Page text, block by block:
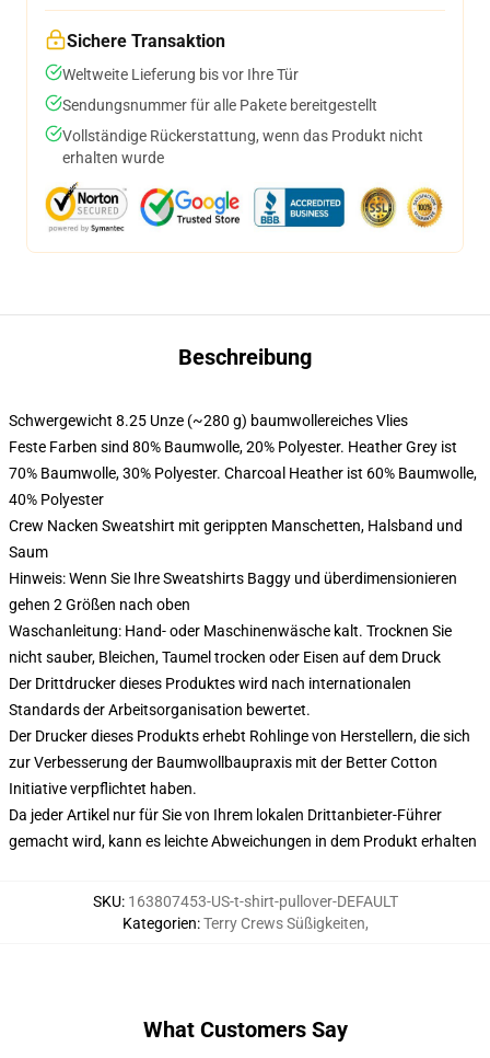
Sichere Transaktion
Weltweite Lieferung bis vor Ihre Tür
Sendungsnummer für alle Pakete bereitgestellt
Vollständige Rückerstattung, wenn das Produkt nicht
erhalten wurde
Beschreibung
Schwergewicht 8.25 Unze (~280 g) baumwollereiches Vlies
Feste Farben sind 80% Baumwolle, 20% Polyester. Heather Grey ist
70% Baumwolle, 30% Polyester. Charcoal Heather ist 60% Baumwolle,
40% Polyester
Crew Nacken Sweatshirt mit gerippten Manschetten, Halsband und
Saum
Hinweis: Wenn Sie Ihre Sweatshirts Baggy und überdimensionieren
gehen 2 Größen nach oben
Waschanleitung: Hand- oder Maschinenwäsche kalt. Trocknen Sie
nicht sauber, Bleichen, Taumel trocken oder Eisen auf dem Druck
Der Drittdrucker dieses Produktes wird nach internationalen
Standards der Arbeitsorganisation bewertet.
Der Drucker dieses Produkts erhebt Rohlinge von Herstellern, die sich
zur Verbesserung der Baumwollbaupraxis mit der Better Cotton
Initiative verpflichtet haben.
Da jeder Artikel nur für Sie von Ihrem lokalen Drittanbieter-Führer
gemacht wird, kann es leichte Abweichungen in dem Produkt erhalten
SKU: 163807453-US-t-shirt-pullover-DEFAULT
Kategorien:Terry Crews Süßigkeiten,
What Customers Say